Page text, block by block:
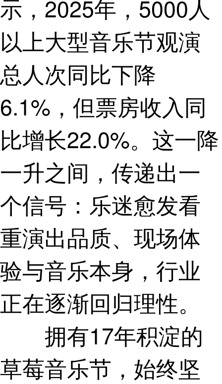
示，2025年，5000人
以上大型音乐节观演
总人次同比下降
6.1%，但票房收入同
比增长22.0%。这一降
一升之间，传递出一
个信号：乐迷愈发看
重演出品质、现场体
验与音乐本身，行业
正在逐渐回归理性。
拥有17年积淀的
草莓音乐节，始终坚